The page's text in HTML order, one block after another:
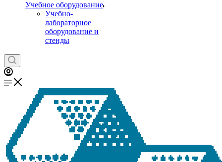
Учебное оборудование
Учебно-
лабораторное
оборудование и
стенды